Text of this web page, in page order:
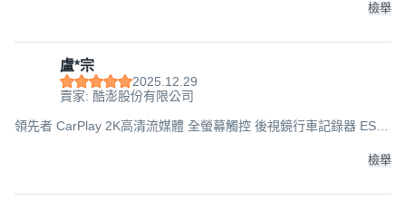
檢舉
盧*宗
2025.12.29
賣家: 酷澎股份有限公司
領先者 CarPlay 2K高清流媒體 全螢幕觸控 後視鏡行車記錄器 ES-
檢舉